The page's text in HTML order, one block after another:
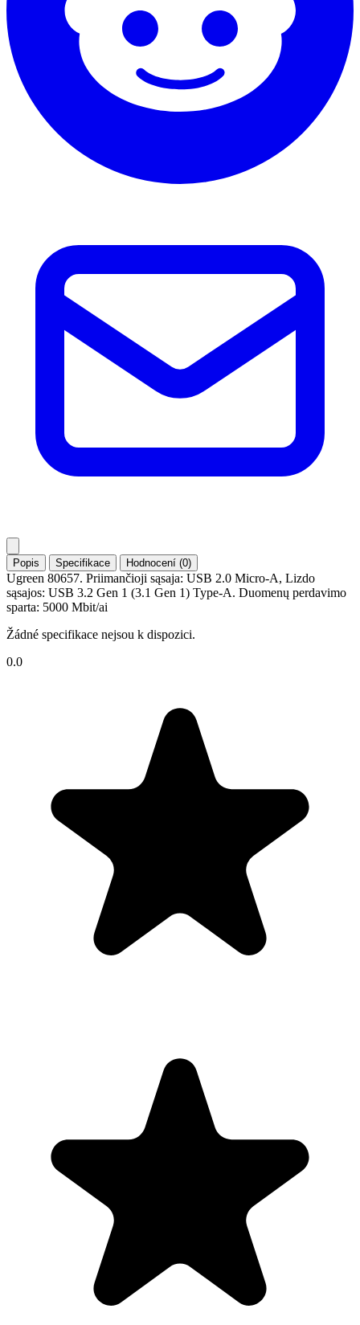
Popis Specifikace Hodnocení (0)
Ugreen 80657. Priimančioji sąsaja: USB 2.0 Micro-A, Lizdo
sąsajos: USB 3.2 Gen 1 (3.1 Gen 1) Type-A. Duomenų perdavimo
sparta: 5000 Mbit/ai
Žádné specifikace nejsou k dispozici.
0.0